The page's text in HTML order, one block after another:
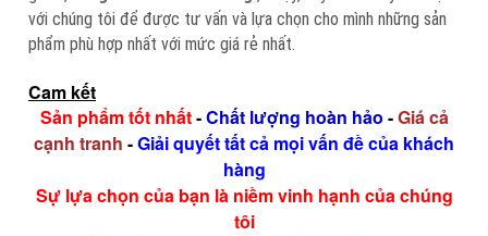
với chúng tôi để được tư vấn và lựa chọn cho mình những sản
phẩm phù hợp nhất với mức giá rẻ nhất.
Cam kết
Sản phẩm tốt nhất-Chất lượng hoàn hảo -Giá cả
cạnh tranh -Giải quyết tất cả mọi vấn đề của khách
hàng
Sự lựa chọn của bạn là niềm vinh hạnh của chúng
tôi